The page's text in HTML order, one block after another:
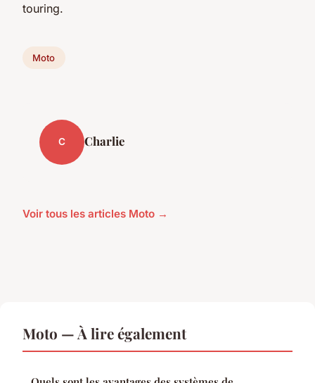
touring.
Moto
C Charlie
Voir tous les articles Moto →
Moto — À lire également